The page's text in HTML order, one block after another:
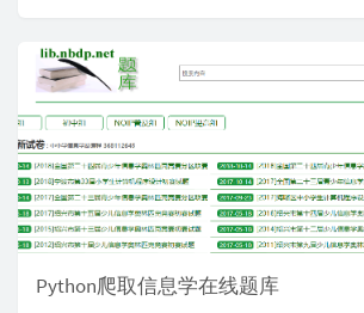
Python爬取信息学在线题库